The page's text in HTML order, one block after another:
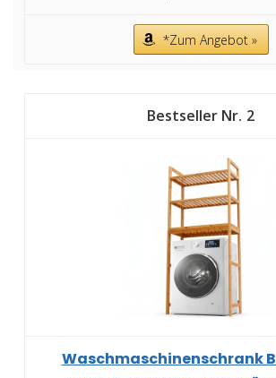
*Zum Angebot »
2
Waschmaschinenschrank